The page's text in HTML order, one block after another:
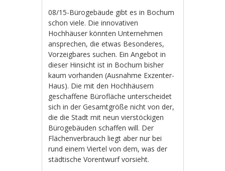
08/15-Bürogebäude gibt es in Bochum
schon viele. Die innovativen
Hochhäuser könnten Unternehmen
ansprechen, die etwas Besonderes,
Vorzeigbares suchen. Ein Angebot in
dieser Hinsicht ist in Bochum bisher
kaum vorhanden (Ausnahme Exzenter-
Haus). Die mit den Hochhäusern
geschaffene Bürofläche unterscheidet
sich in der Gesamtgröße nicht von der,
die die Stadt mit neun vierstöckigen
Bürogebäuden schaffen will. Der
Flächenverbrauch liegt aber nur bei
rund einem Viertel von dem, was der
städtische Vorentwurf vorsieht.